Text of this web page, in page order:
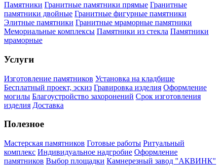
Памятники Гранитные памятники прямые Гранитные
памятники двойные Гранитные фигурные памятники
Элитные памятники Гранитные мраморные памятники
Мемориальные комплексы Памятники из стекла Памятники
мраморные
Услуги
Изготовление памятников Установка на кладбище
Бесплатный проект, эскиз Гравировка изделия Оформление
могилы Благоустройство захоронений Срок изготовления
изделия Доставка
Полезное
Мастерская памятников Готовые работы Ритуальный
комплекс Индивидуальное надгробие Оформление
памятников Выбор площадки Камнерезный завод "АКВИНК"